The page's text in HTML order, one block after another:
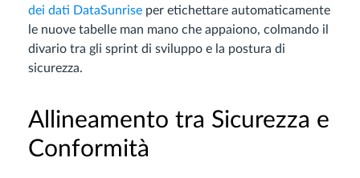
dei dati DataSunrise per etichettare automaticamente
le nuove tabelle man mano che appaiono, colmando il
divario tra gli sprint di sviluppo e la postura di
sicurezza.
Allineamento tra Sicurezza e
Conformità